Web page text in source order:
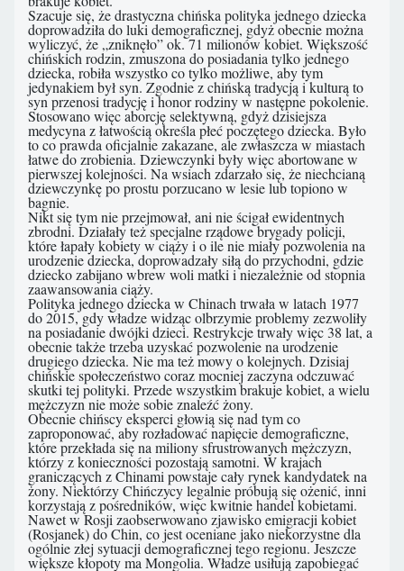
Szacuje się, że drastyczna chińska polityka jednego dziecka
doprowadziła do luki demograficznej, gdyż obecnie można
wyliczyć, że „zniknęło” ok. 71 milionów kobiet. Większość
chińskich rodzin, zmuszona do posiadania tylko jednego
dziecka, robiła wszystko co tylko możliwe, aby tym
jedynakiem był syn. Zgodnie z chińską tradycją i kulturą to
syn przenosi tradycję i honor rodziny w następne pokolenie.
Stosowano więc aborcję selektywną, gdyż dzisiejsza
medycyna z łatwością określa płeć poczętego dziecka. Było
to co prawda oficjalnie zakazane, ale zwłaszcza w miastach
łatwe do zrobienia. Dziewczynki były więc abortowane w
pierwszej kolejności. Na wsiach zdarzało się, że niechcianą
dziewczynkę po prostu porzucano w lesie lub topiono w
bagnie.
Nikt się tym nie przejmował, ani nie ścigał ewidentnych
zbrodni. Działały też specjalne rządowe brygady policji,
które łapały kobiety w ciąży i o ile nie miały pozwolenia na
urodzenie dziecka, doprowadzały siłą do przychodni, gdzie
dziecko zabijano wbrew woli matki i niezależnie od stopnia
zaawansowania ciąży.
Polityka jednego dziecka w Chinach trwała w latach 1977
do 2015, gdy władze widząc olbrzymie problemy zezwoliły
na posiadanie dwójki dzieci. Restrykcje trwały więc 38 lat, a
obecnie także trzeba uzyskać pozwolenie na urodzenie
drugiego dziecka. Nie ma też mowy o kolejnych. Dzisiaj
chińskie społeczeństwo coraz mocniej zaczyna odczuwać
skutki tej polityki. Przede wszystkim brakuje kobiet, a wielu
mężczyzn nie może sobie znaleźć żony.
Obecnie chińscy eksperci głowią się nad tym co
zaproponować, aby rozładować napięcie demograficzne,
które przekłada się na miliony sfrustrowanych mężczyzn,
którzy z konieczności pozostają samotni. W krajach
graniczących z Chinami powstaje cały rynek kandydatek na
żony. Niektórzy Chińczycy legalnie próbują się ożenić, inni
korzystają z pośredników, więc kwitnie handel kobietami.
Nawet w Rosji zaobserwowano zjawisko emigracji kobiet
(Rosjanek) do Chin, co jest oceniane jako niekorzystne dla
ogólnie złej sytuacji demograficznej tego regionu. Jeszcze
większe kłopoty ma Mongolia. Władze usiłują zapobiegać